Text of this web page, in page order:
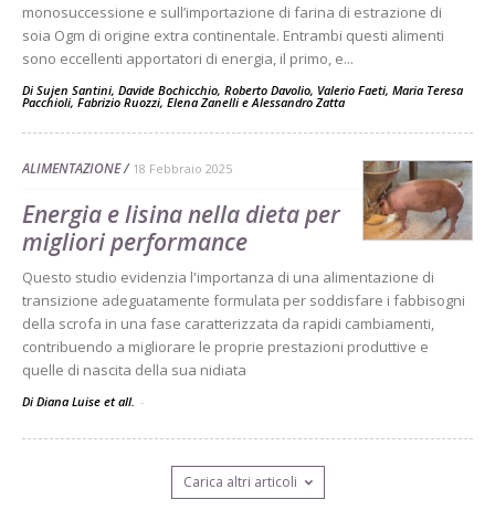
monosuccessione e sull’importazione di farina di estrazione di
soia Ogm di origine extra continentale. Entrambi questi alimenti
sono eccellenti apportatori di energia, il primo, e...
Di Sujen Santini, Davide Bochicchio, Roberto Davolio, Valerio Faeti, Maria Teresa
Pacchioli, Fabrizio Ruozzi, Elena Zanelli e Alessandro Zatta
ALIMENTAZIONE 18 Febbraio 2025
Energia e lisina nella dieta per
migliori performance
Questo studio evidenzia l'importanza di una alimentazione di
transizione adeguatamente formulata per soddisfare i fabbisogni
della scrofa in una fase caratterizzata da rapidi cambiamenti,
contribuendo a migliorare le proprie prestazioni produttive e
quelle di nascita della sua nidiata
Di Diana Luise et all. -
Carica altri articoli